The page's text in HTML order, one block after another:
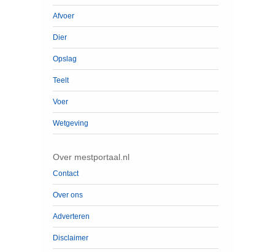
Afvoer
Dier
Opslag
Teelt
Voer
Wetgeving
Over mestportaal.nl
Contact
Over ons
Adverteren
Disclaimer